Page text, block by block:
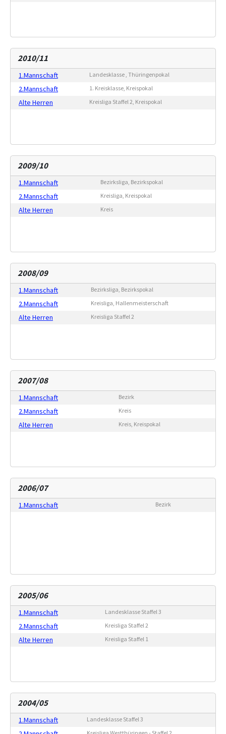
2010/11
1.Mannschaft Landesklasse , Thüringenpokal
2.Mannschaft 1. Kreisklasse, Kreispokal
Alte Herren Kreisliga Staffel 2, Kreispokal
2009/10
1.Mannschaft Bezirksliga, Bezirkspokal
2.Mannschaft Kreisliga, Kreispokal
Alte Herren Kreis
2008/09
1.Mannschaft Bezirksliga, Bezirkspokal
2.Mannschaft Kreisliga, Hallenmeisterschaft
Alte Herren Kreisliga Staffel 2
2007/08
1.Mannschaft Bezirk
2.Mannschaft Kreis
Alte Herren Kreis, Kreispokal
2006/07
1.Mannschaft Bezirk
2005/06
1.Mannschaft Landesklasse Staffel 3
2.Mannschaft Kreisliga Staffel 2
Alte Herren Kreisliga Staffel 1
2004/05
1.Mannschaft Landesklasse Staffel 3